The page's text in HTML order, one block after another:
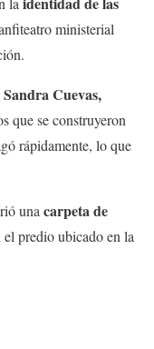
ministerial
Sandra Cuevas,
que se construyeron
rápidamente, lo que
una carpeta de
predio ubicado en la